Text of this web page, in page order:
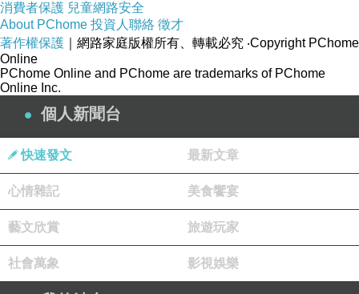
消費者保護 兒童網路安全
About PChome 投資人聯絡 徵才
著作權保護 ｜網路家庭版權所有、轉載必究 ‧Copyright PChome
Online
PChome Online and PChome are trademarks of PChome
Online Inc.
個人新聞台
快速發文 最新文章
心情雜記 美食饗宴
藝文欣賞 旅遊玩家
社會萬象 影視娛樂